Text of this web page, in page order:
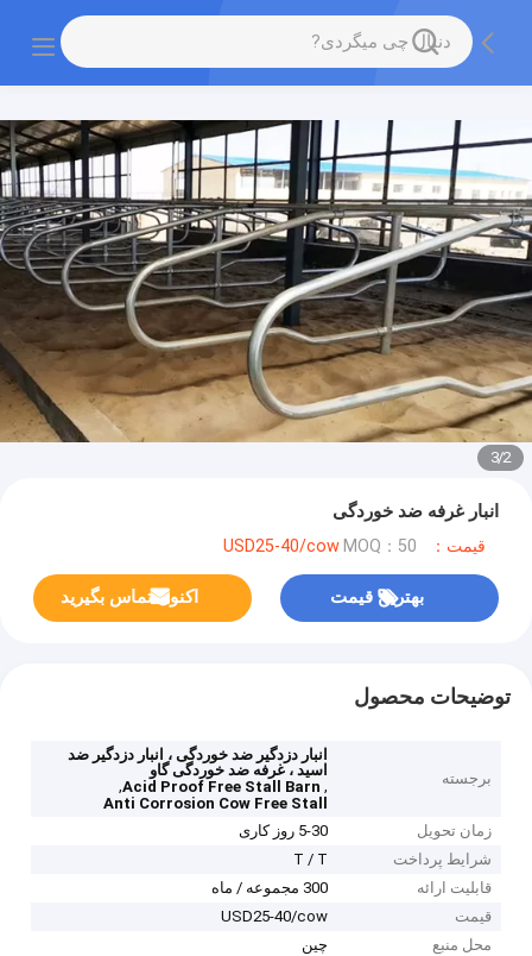
2
/
3
انبار غرفه ضد خوردگی
قیمت：USD25-40/cow MOQ：50
بهترین قیمت اکنون تماس بگیرید
توضیحات محصول
برجسته
انبار دزدگیر ضد خوردگی ، انبار دزدگیر ضد
اسید ، غرفه ضد خوردگی گاو
,
Acid Proof Free Stall Barn
,
Anti Corrosion Cow Free Stall
زمان تحویل
5-30 روز کاری
شرایط پرداخت
T / T
قابلیت ارائه
300 مجموعه / ماه
قیمت
USD25-40/cow
محل منبع
چین